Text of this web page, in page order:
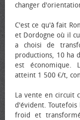
changer
C'est ce qu'à fait
et Dordogne où il
a choisi de
productions, 10 ha
est économique.
atteint 1 500 €/t,
La vente en circuit
d'évident. Toutefois
froid et